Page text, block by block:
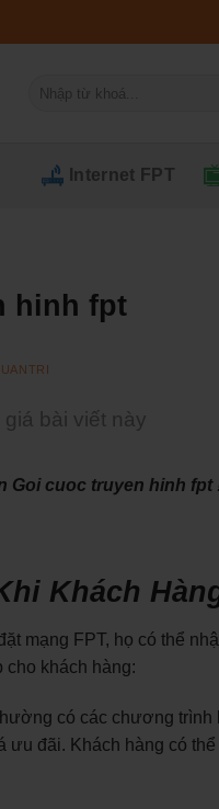
kiếm:
Internet FPT
hinh fpt
bài viết này
Goi cuoc truyen hinh fpt
Khách
mạng FPT, họ có thể
cho khách hàng:
có các chương
ưu đãi. Khách hàng có